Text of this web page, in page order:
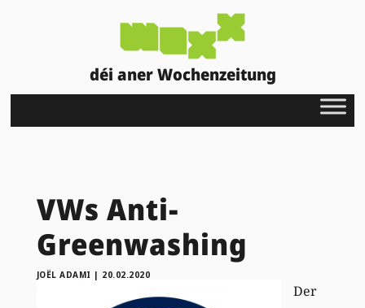
déi aner Wochenzeitung
VWs Anti-
Greenwashing
JOËL ADAMI | 20.02.2020
Der